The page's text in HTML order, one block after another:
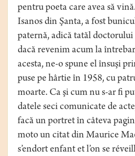
pentru poeta care avea să
Isanos din Şanta, a fost
paternă, adică tatăl
dacă revenim acum la
acesta, ne-o spune el însuşi
puse pe hârtie în 1958, cu
moarte. Ca şi cum nu s-ar fi
datele seci comunicate de
facă un portret în câteva
moto un citat din Maurice
s’endort enfant et l’on se